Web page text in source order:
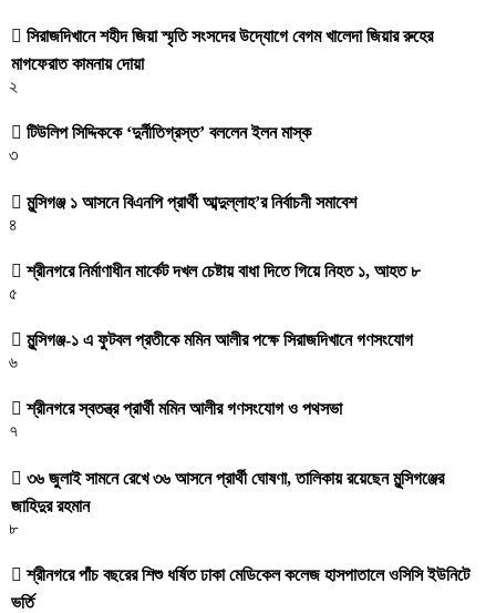
সিরাজদিখানে শহীদ জিয়া স্মৃতি সংসদের উদ্যোগে বেগম খালেদা জিয়ার রুহের
মাগফেরাত কামনায় দোয়া
২
টিউলিপ সিদ্দিককে ‘দুর্নীতিগ্রস্ত’ বললেন ইলন মাস্ক
৩
মুন্সিগঞ্জ ১ আসনে বিএনপি প্রার্থী আব্দুল্লাহ’র নির্বাচনী সমাবেশ
৪
শ্রীনগরে নির্মাণাধীন মার্কেট দখল চেষ্টায় বাধা দিতে গিয়ে নিহত ১, আহত ৮
৫
মুন্সিগঞ্জ-১ এ ফুটবল প্রতীকে মমিন আলীর পক্ষে সিরাজদিখানে গণসংযোগ
৬
শ্রীনগরে স্বতন্ত্র প্রার্থী মমিন আলীর গণসংযোগ ও পথসভা
৭
৩৬ জুলাই সামনে রেখে ৩৬ আসনে প্রার্থী ঘোষণা, তালিকায় রয়েছেন মুন্সিগঞ্জের
জাহিদুর রহমান
৮
শ্রীনগরে পাঁচ বছরের শিশু ধর্ষিত ঢাকা মেডিকেল কলেজ হাসপাতালে ওসিসি ইউনিটে
ভর্তি